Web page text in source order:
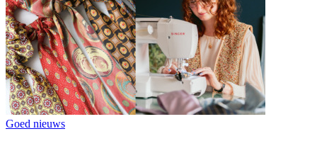
Goed nieuws